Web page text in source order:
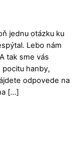
jednu otázku ku
Lebo nám
tak sme vás
pocitu hanby,
odpovede na
[…]